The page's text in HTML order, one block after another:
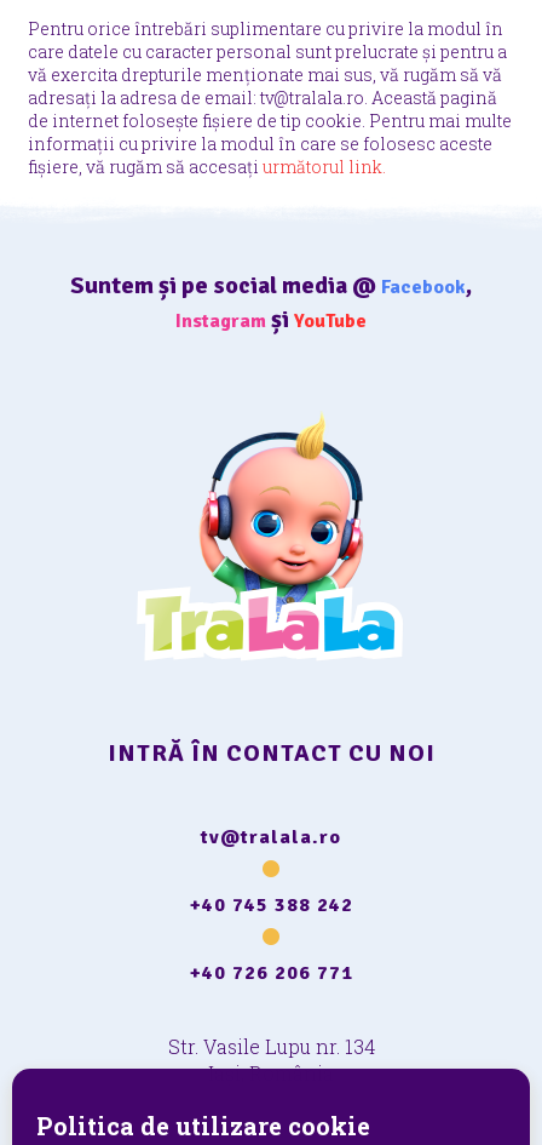
Pentru orice întrebări suplimentare cu privire la modul în
care datele cu caracter personal sunt prelucrate și pentru a
vă exercita drepturile menționate mai sus, vă rugăm să vă
adresați la adresa de email: tv@tralala.ro. Această pagină
de internet folosește fișiere de tip cookie. Pentru mai multe
informații cu privire la modul în care se folosesc aceste
fișiere, vă rugăm să accesați următorul link.
Suntem și pe social media @ Facebook,
Instagram și YouTube
INTRĂ ÎN CONTACT CU NOI
tv@tralala.ro
+40 745 388 242
+40 726 206 771
Str. Vasile Lupu nr. 134
Iași, România
Politica de utilizare cookie